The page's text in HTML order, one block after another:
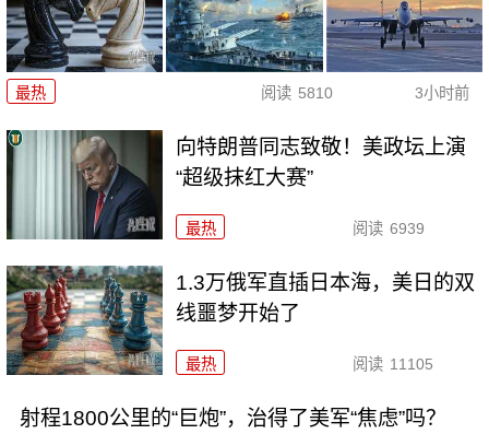
最热 阅读 5810 3小时前
向特朗普同志致敬！美政坛上演
“超级抹红大赛”
最热 阅读 6939
1.3万俄军直插日本海，美日的双
线噩梦开始了
最热 阅读 11105
射程1800公里的“巨炮”，治得了美军“焦虑”吗？